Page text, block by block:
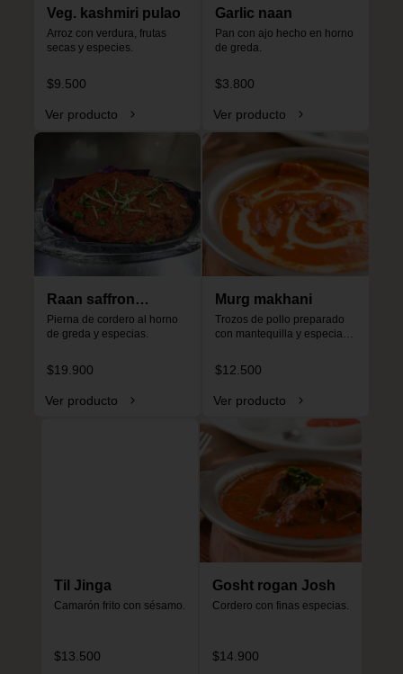
Veg. kashmiri pulao
Arroz con verdura, frutas
secas y especies.
$9.500
Ver producto
Garlic naan
Pan con ajo hecho en horno
de greda.
$3.800
Ver producto
Raan saffron
special
Pierna de cordero al horno
de greda y especias.
$19.900
Ver producto
Murg makhani
Trozos de pollo preparado
con mantequilla y especias,
picante.
$12.500
Ver producto
Til Jinga
Camarón frito con sésamo.
$13.500
Gosht rogan Josh
Cordero con finas especias.
$14.900